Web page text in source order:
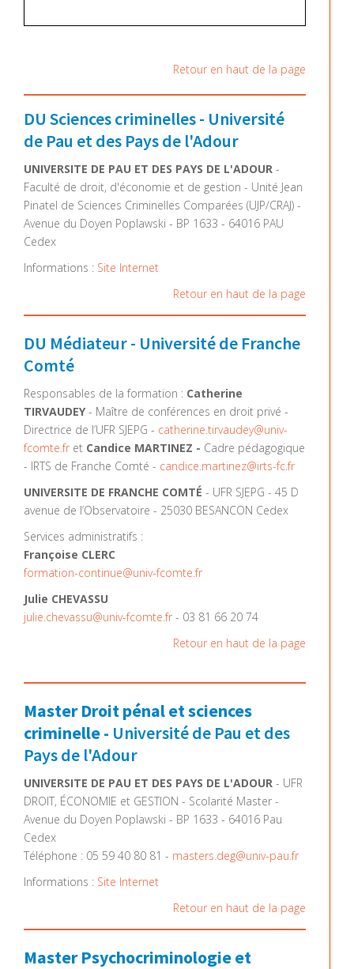
Retour en haut de la page
DU Sciences criminelles - Université
de Pau et des Pays de l'Adour
UNIVERSITE DE PAU ET DES PAYS DE L'ADOUR -
Faculté de droit, d'économie et de gestion - Unité Jean
Pinatel de Sciences Criminelles Comparées (UJP/CRAJ) -
Avenue du Doyen Poplawski - BP 1633 - 64016 PAU
Cedex
Informations : Site Internet
Retour en haut de la page
DU Médiateur - Université de Franche
Comté
Responsables de la formation : Catherine
TIRVAUDEY- Maître de conférences en droit privé -
Directrice de l’UFR SJEPG - catherine.tirvaudey@univ-
fcomte.fr et Candice MARTINEZ - Cadre pédagogique
- IRTS de Franche Comté - candice.martinez@irts-fc.fr
UNIVERSITE DE FRANCHE COMTÉ - UFR SJEPG - 45 D
avenue de l’Observatoire - 25030 BESANCON Cedex
Services administratifs :
Françoise CLERC
formation-continue@univ-fcomte.fr
Julie CHEVASSU
julie.chevassu@univ-fcomte.fr - 03 81 66 20 74
Retour en haut de la page
Master Droit pénal et sciences
criminelle - Université de Pau et des
Pays de l'Adour
UNIVERSITE DE PAU ET DES PAYS DE L'ADOUR - UFR
DROIT, ÉCONOMIE et GESTION - Scolarité Master -
Avenue du Doyen Poplawski - BP 1633 - 64016 Pau
Cedex
Téléphone : 05 59 40 80 81 - masters.deg@univ-pau.fr
Informations : Site Internet
Retour en haut de la page
Master Psychocriminologie et